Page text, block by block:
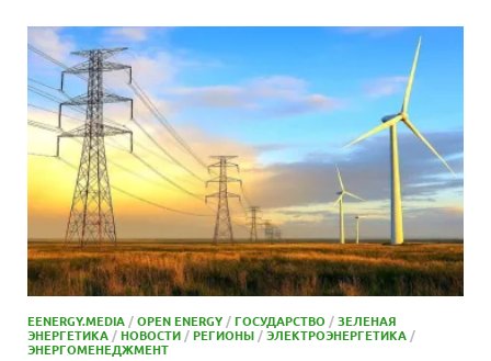
EENERGY.MEDIA /OPEN ENERGY /ГОСУДАРСТВО /ЗЕЛЕНАЯ
ЭНЕРГЕТИКА /НОВОСТИ /РЕГИОНЫ /ЭЛЕКТРОЭНЕРГЕТИКА /
ЭНЕРГОМЕНЕДЖМЕНТ